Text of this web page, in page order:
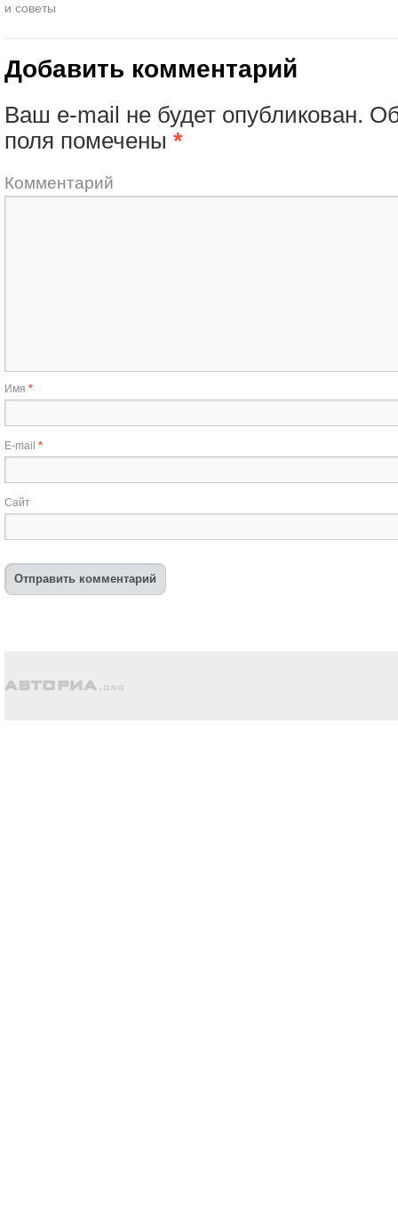
и советы
Добавить комментарий
Ваш e-mail не будет опубликован.
поля помечены *
Комментарий
Имя *
E-mail *
Сайт